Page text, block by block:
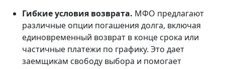
Гибкие условия возврата. МФО предлагают
различные опции погашения долга, включая
единовременный возврат в конце срока или
частичные платежи по графику. Это дает
заемщикам свободу выбора и помогает